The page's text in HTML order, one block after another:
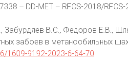
– DD-MET – RFCS-2018/RFCS-
Забурдяев В.С., Федоров Е.В.,
забоев в метанообильных
1609-9192-2023-6-64-70